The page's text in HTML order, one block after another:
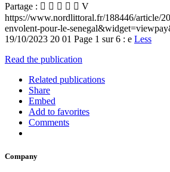
Partage :      V
https://www.nordlittoral.fr/188446/article/
envolent-pour-le-
19/10/2023 20 01 Page 1 sur 6 : e Less
Read the publication
Related publications
Share
Embed
Add to favorites
Comments
Company